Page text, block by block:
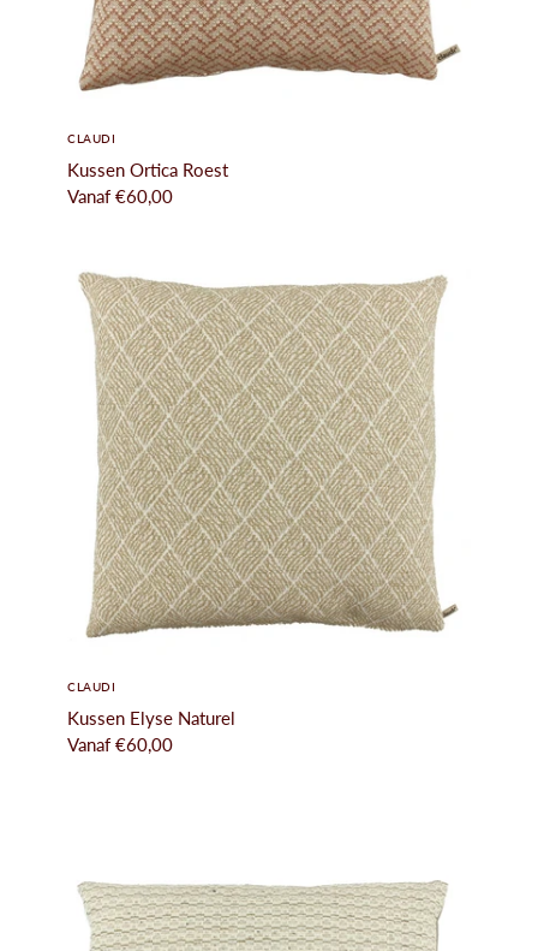
CLAUDI
Kussen Ortica Roest
Vanaf €60,00
CLAUDI
Kussen Elyse Naturel
Vanaf €60,00